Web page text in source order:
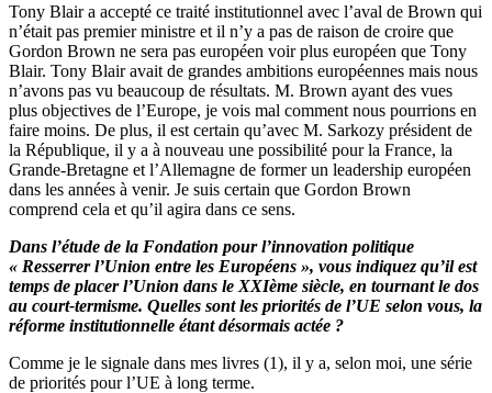
Tony Blair a accepté ce traité institutionnel avec l’aval de Brown qui
n’était pas premier ministre et il n’y a pas de raison de croire que
Gordon Brown ne sera pas européen voir plus européen que Tony
Blair. Tony Blair avait de grandes ambitions européennes mais nous
n’avons pas vu beaucoup de résultats. M. Brown ayant des vues
plus objectives de l’Europe, je vois mal comment nous pourrions en
faire moins. De plus, il est certain qu’avec M. Sarkozy président de
la République, il y a à nouveau une possibilité pour la France, la
Grande-Bretagne et l’Allemagne de former un leadership européen
dans les années à venir. Je suis certain que Gordon Brown
comprend cela et qu’il agira dans ce sens.
Dans l’étude de la Fondation pour l’innovation politique
« Resserrer l’Union entre les Européens », vous indiquez qu’il est
temps de placer l’Union dans le XXIème siècle, en tournant le dos
au court-termisme. Quelles sont les priorités de l’UE selon vous, la
réforme institutionnelle étant désormais actée ?
Comme je le signale dans mes livres (1), il y a, selon moi, une série
de priorités pour l’UE à long terme.